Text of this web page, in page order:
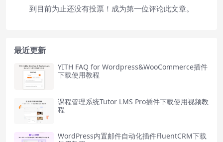
到目前为止还没有投票！成为第一位评论此文章。
最近更新
YITH FAQ for Wordpress&WooCommerce插件
下载使用教程
课程管理系统Tutor LMS Pro插件下载使用视频教
程
WordPress内置邮件自动化插件FluentCRM下载